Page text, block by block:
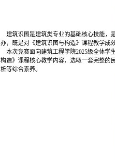
建筑识图是建筑类专业的基础核心技能，
办，既是对《建筑识图与构造》课程教学成
本次竞赛面向建筑工程学院2025级全体学
构造》课程核心教学内容，选取一套完整的
析等综合素养。